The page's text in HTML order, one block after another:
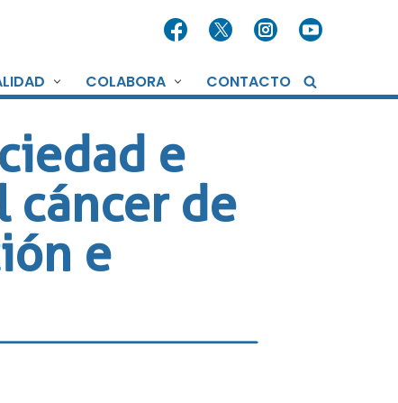
COLABORA CONTACTO
e
de
e